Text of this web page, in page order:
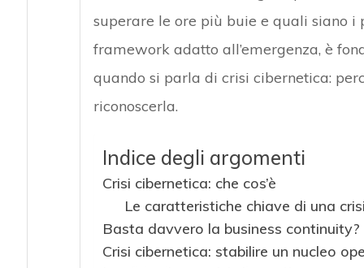
superare le ore più buie e quali siano
framework adatto all’emergenza, è
quando si parla di crisi cibernetica:
riconoscerla.
Indice degli argomenti
Crisi cibernetica: che cos’è
Le caratteristiche chiave di una
Basta davvero la business continuity?
Crisi cibernetica: stabilire un nucleo